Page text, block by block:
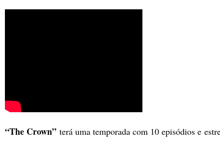
“The Crown” terá uma temporada com 10 episódios e